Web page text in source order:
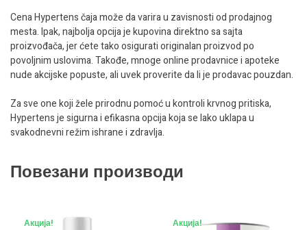
Cena Hypertens čaja može da varira u zavisnosti od prodajnog
mesta. Ipak, najbolja opcija je kupovina direktno sa sajta
proizvođača, jer ćete tako osigurati originalan proizvod po
povoljnim uslovima. Takođe, mnoge online prodavnice i apoteke
nude akcijske popuste, ali uvek proverite da li je prodavac pouzdan.
Za sve one koji žele prirodnu pomoć u kontroli krvnog pritiska,
Hypertens je sigurna i efikasna opcija koja se lako uklapa u
svakodnevni režim ishrane i zdravlja.
Повезани производи
Акција! Акција!